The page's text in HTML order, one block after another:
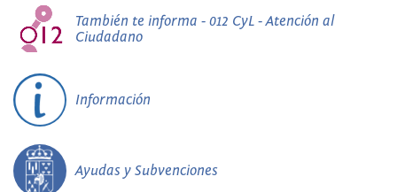
También te informa - 012 CyL - Atención al
Ciudadano
Información
Ayudas y Subvenciones